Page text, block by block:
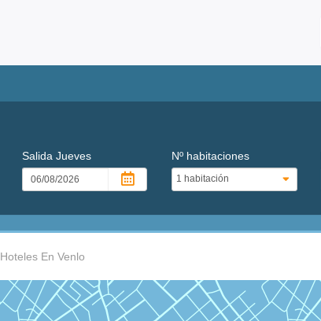
SalidaJueves Nº habitaciones
Hoteles En Venlo